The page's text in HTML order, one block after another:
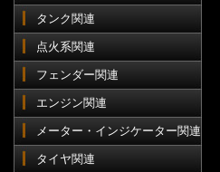
タンク関連
点火系関連
フェンダー関連
エンジン関連
メーター・インジケーター関連
タイヤ関連